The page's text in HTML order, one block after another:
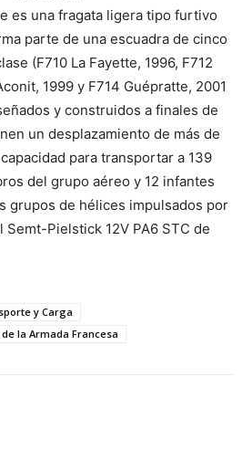
es una fragata ligera tipo furtivo
parte de una escuadra de cinco
(F710 La Fayette, 1996, F712
1999 y F714 Guépratte, 2001
y construidos a finales de
un desplazamiento de más de
para transportar a 139
del grupo aéreo y 12 infantes
grupos de hélices impulsados por
Pielstick 12V PA6 STC de
y Carga
la Armada Francesa